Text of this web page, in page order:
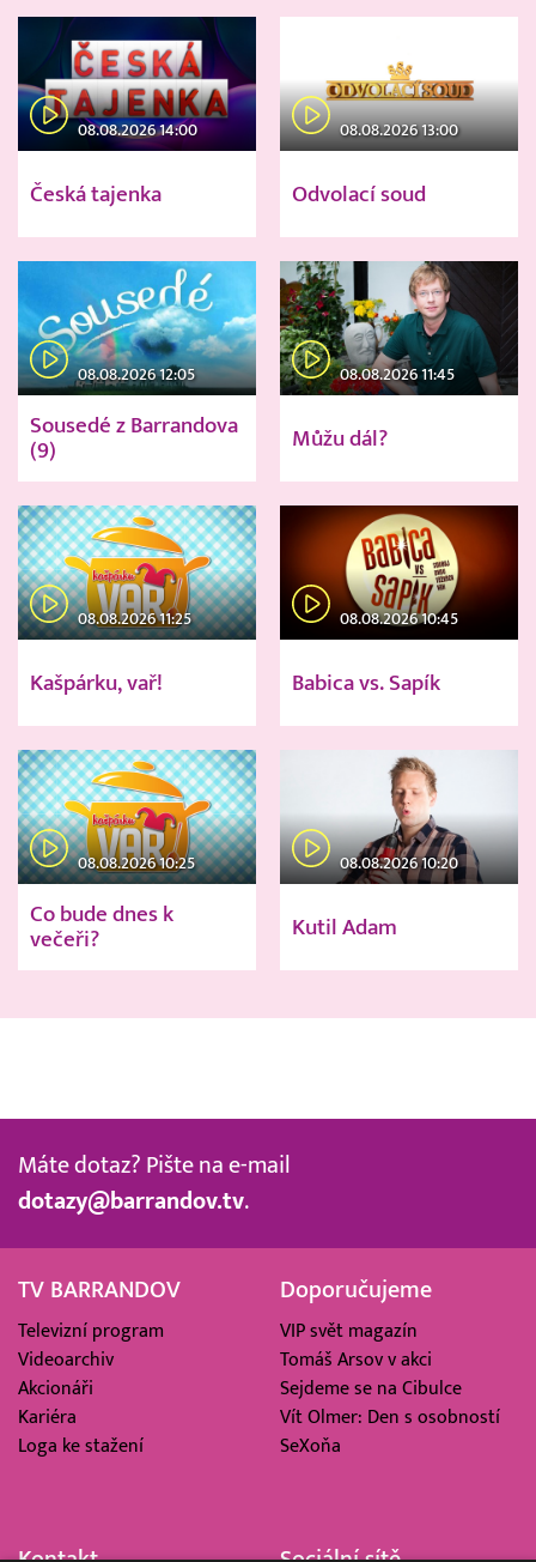
08.08.2026 14:00
Česká tajenka
08.08.2026 13:00
Odvolací soud
08.08.2026 12:05
Sousedé z Barrandova
(9)
08.08.2026 11:45
Můžu dál?
08.08.2026 11:25
Kašpárku, vař!
08.08.2026 10:45
Babica vs. Sapík
08.08.2026 10:25
Co bude dnes k
večeři?
08.08.2026 10:20
Kutil Adam
Máte dotaz? Pište na e-mail
dotazy@barrandov.tv.
TV BARRANDOV
Televizní program
Videoarchiv
Akcionáři
Kariéra
Loga ke stažení
Doporučujeme
VIP svět magazín
Tomáš Arsov v akci
Sejdeme se na Cibulce
Vít Olmer: Den s osobností
SeXoňa